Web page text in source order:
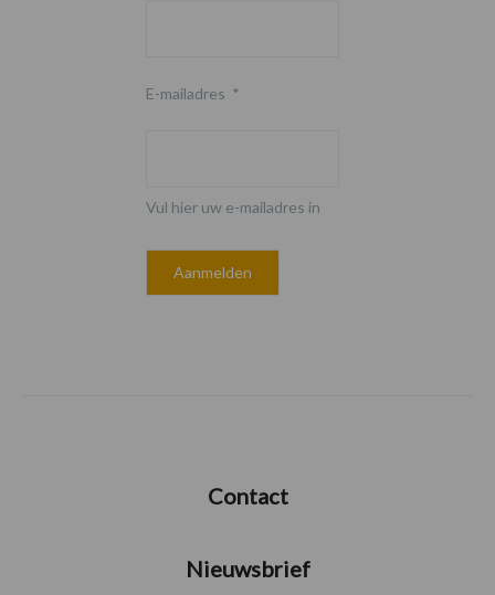
E-mailadres *
Vul hier uw e-mailadres in
Contact
Nieuwsbrief